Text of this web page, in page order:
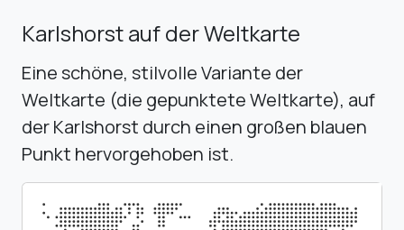
Karlshorst auf der Weltkarte
Eine schöne, stilvolle Variante der
Weltkarte (die gepunktete Weltkarte), auf
der Karlshorst durch einen großen blauen
Punkt hervorgehoben ist.